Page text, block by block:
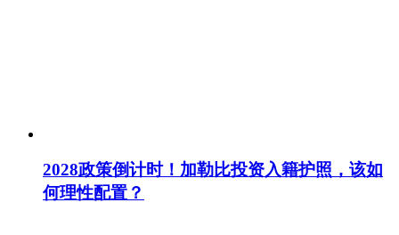
2028政策倒计时！加勒比投资入籍护照，该如
何理性配置？